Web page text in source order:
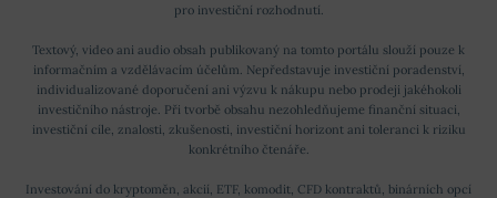
pro investiční rozhodnutí.
Textový, video ani audio obsah publikovaný na tomto portálu slouží pouze k
informačním a vzdělávacím účelům. Nepředstavuje investiční poradenství,
individualizované doporučení ani výzvu k nákupu nebo prodeji jakéhokoli
investičního nástroje. Při tvorbě obsahu nezohledňujeme finanční situaci,
investiční cíle, znalosti, zkušenosti, investiční horizont ani toleranci k riziku
konkrétního čtenáře.
Investování do kryptoměn, akcií, ETF, komodit, CFD kontraktů, binárních opcí